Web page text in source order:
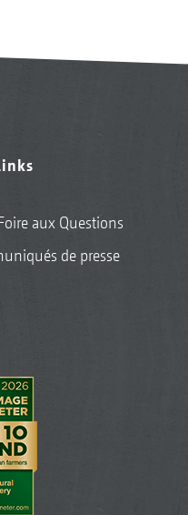
aux Questions
de presse